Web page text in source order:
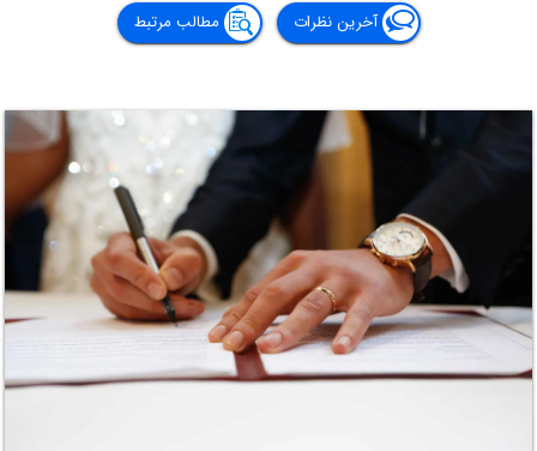
آخرین نظرات مطالب مرتبط